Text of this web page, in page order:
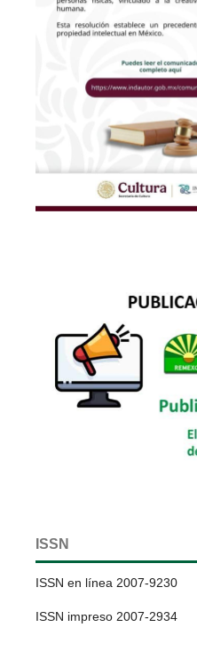
ISSN
ISSN en línea 2007-9230
ISSN impreso 2007-2934